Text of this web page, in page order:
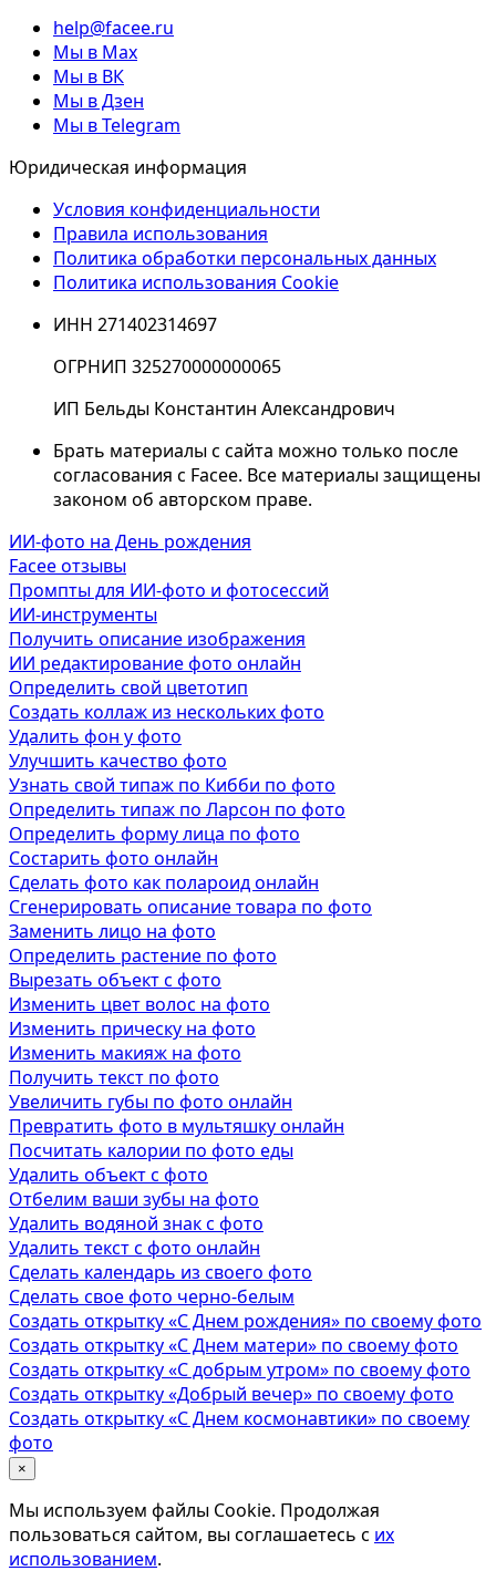
help@facee.ru
Мы в Max
Мы в ВК
Мы в Дзен
Мы в Telegram
Юридическая информация
Условия конфиденциальности
Правила использования
Политика обработки персональных данных
Политика использования Cookie
ИНН 271402314697
ОГРНИП 325270000000065
ИП Бельды Константин Александрович
Брать материалы с сайта можно только после
согласования с Facee. Все материалы защищены
законом об авторском праве.
ИИ-фото на День рождения
Facee отзывы
Промпты для ИИ-фото и фотосессий
ИИ-инструменты
Получить описание изображения
ИИ редактирование фото онлайн
Определить свой цветотип
Создать коллаж из нескольких фото
Удалить фон у фото
Улучшить качество фото
Узнать свой типаж по Кибби по фото
Определить типаж по Ларсон по фото
Определить форму лица по фото
Состарить фото онлайн
Сделать фото как полароид онлайн
Сгенерировать описание товара по фото
Заменить лицо на фото
Определить растение по фото
Вырезать объект с фото
Изменить цвет волос на фото
Изменить прическу на фото
Изменить макияж на фото
Получить текст по фото
Увеличить губы по фото онлайн
Превратить фото в мультяшку онлайн
Посчитать калории по фото еды
Удалить объект с фото
Отбелим ваши зубы на фото
Удалить водяной знак с фото
Удалить текст с фото онлайн
Сделать календарь из своего фото
Сделать свое фото черно-белым
Создать открытку «С Днем рождения» по своему фото
Создать открытку «С Днем матери» по своему фото
Создать открытку «С добрым утром» по своему фото
Создать открытку «Добрый вечер» по своему фото
Создать открытку «С Днем космонавтики» по своему
фото
×
Мы используем файлы Cookie. Продолжая
пользоваться сайтом, вы соглашаетесь с их
использованием.